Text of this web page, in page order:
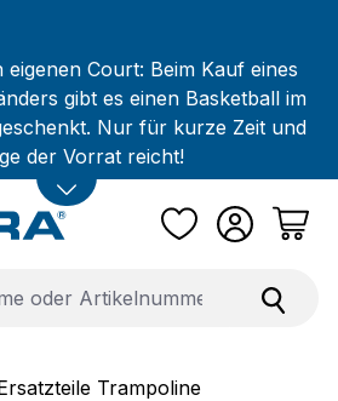
Court: Beim Kauf eines
gibt es einen Basketball im
Nur für kurze Zeit und
der Vorrat reicht!
Trampoline